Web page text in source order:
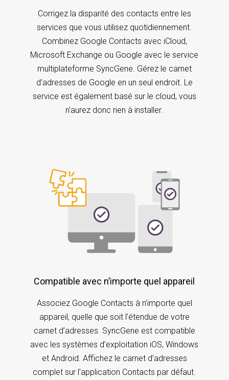
Corrigez la disparité des contacts entre les
services que vous utilisez quotidiennement.
Combinez Google Contacts avec iCloud,
Microsoft Exchange ou Google avec le service
multiplateforme SyncGene. Gérez le carnet
d’adresses de Google en un seul endroit. Le
service est également basé sur le cloud, vous
n’aurez donc rien à installer.
Compatible avec n’importe quel appareil
Associez Google Contacts à n’importe quel
appareil, quelle que soit l’étendue de votre
carnet d’adresses. SyncGene est compatible
avec les systèmes d’exploitation iOS, Windows
et Android. Affichez le carnet d’adresses
complet sur l’application Contacts par défaut.